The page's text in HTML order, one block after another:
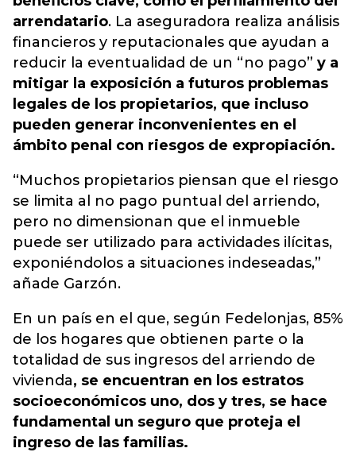
arrendatario. La aseguradora realiza análisis
financieros y reputacionales que ayudan a
reducir la eventualidad de un “no pago” y a
mitigar la exposición a futuros problemas
legales de los propietarios, que incluso
pueden generar inconvenientes en el
ámbito penal con riesgos de expropiación.
“Muchos propietarios piensan que el riesgo
se limita al no pago puntual del arriendo,
pero no dimensionan que el inmueble
puede ser utilizado para actividades ilícitas,
exponiéndolos a situaciones indeseadas,”
añade Garzón.
En un país en el que, según Fedelonjas, 85%
de los hogares que obtienen parte o la
totalidad de sus ingresos del arriendo de
vivienda, se encuentran en los estratos
socioeconómicos uno, dos y tres, se hace
fundamental un seguro que proteja el
ingreso de las familias.